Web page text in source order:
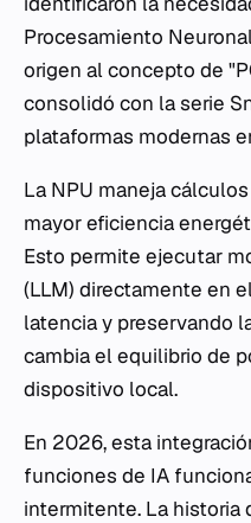
Procesamiento
origen al concepto de
consolidó con la serie
plataformas modernas
La NPU maneja
mayor eficiencia
Esto permite ejecutar
(LLM) directamente en
latencia y preservando
cambia el equilibrio de
dispositivo local.
En 2026, esta
funciones de IA
intermitente. La historia